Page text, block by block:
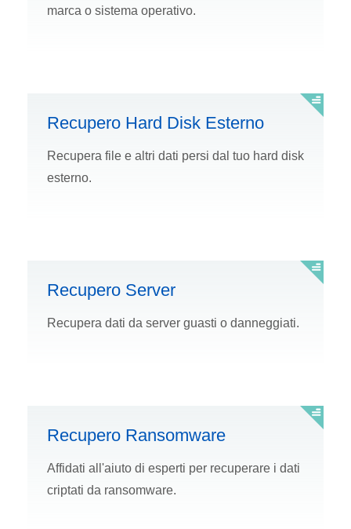
marca o sistema operativo.
Recupero Hard Disk Esterno
Recupera file e altri dati persi dal tuo hard disk
esterno.
Recupero Server
Recupera dati da server guasti o danneggiati.
Recupero Ransomware
Affidati all'aiuto di esperti per recuperare i dati
criptati da ransomware.